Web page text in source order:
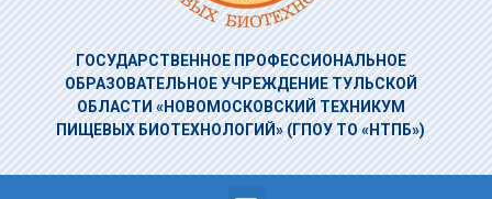
ГОСУДАРСТВЕННОЕ ПРОФЕССИОНАЛЬНОЕ
ОБРАЗОВАТЕЛЬНОЕ УЧРЕЖДЕНИЕТУЛЬСКОЙ
ОБЛАСТИ «НОВОМОСКОВСКИЙ ТЕХНИКУМ
ПИЩЕВЫХ БИОТЕХНОЛОГИЙ» (ГПОУ ТО «НТПБ»)